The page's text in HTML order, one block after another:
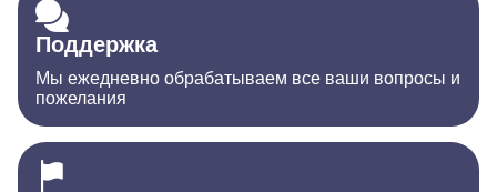
Поддержка
Мы ежедневно обрабатываем все ваши вопросы и
пожелания